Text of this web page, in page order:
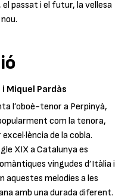
passat i el futur, la vellesa
Miquel Pardàs
l’oboè-tenor a Perpinyà,
com la tenora,
de la cobla.
XIX a Catalunya es
vingudes d’Itàlia i
aquestes melodies a les
amb una durada diferent.